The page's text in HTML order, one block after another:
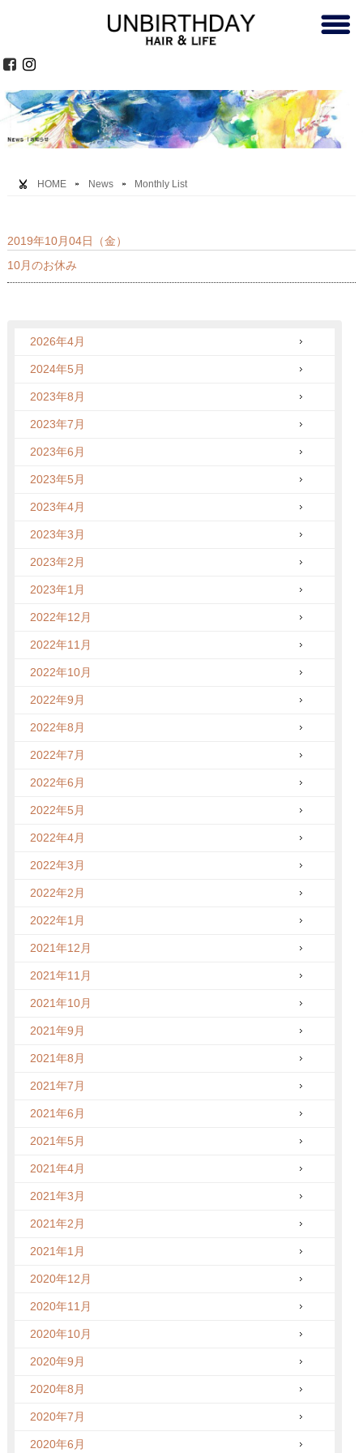
HOME News Monthly List
2019年10月04日（金）
10月のお休み
2026年4月
2024年5月
2023年8月
2023年7月
2023年6月
2023年5月
2023年4月
2023年3月
2023年2月
2023年1月
2022年12月
2022年11月
2022年10月
2022年9月
2022年8月
2022年7月
2022年6月
2022年5月
2022年4月
2022年3月
2022年2月
2022年1月
2021年12月
2021年11月
2021年10月
2021年9月
2021年8月
2021年7月
2021年6月
2021年5月
2021年4月
2021年3月
2021年2月
2021年1月
2020年12月
2020年11月
2020年10月
2020年9月
2020年8月
2020年7月
2020年6月